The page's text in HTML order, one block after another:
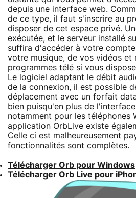
depuis une interface web.
de ce type, il faut s'inscrire au
disposer de cet espace privé.
exécutée, et le serveur installé
suffira d'accéder à votre
votre musique, de vos vidéos et
programmes télé si vous
Le logiciel adaptant le débit
de la connexion, il est possible
déplacement avec un forfait
bien puisqu'en plus de
notamment pour les téléphones
application OrbLive existe
Celle ci est malheureusement
fonctionnalités sont complètes.
Télécharger Orb pour Windows
Télécharger Orb Live pour